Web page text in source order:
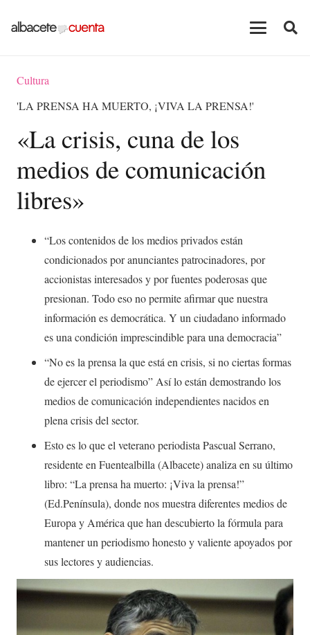
Cultura
'LA PRENSA HA MUERTO, ¡VIVA LA PRENSA!'
«La crisis, cuna de los
medios de comunicación
libres»
“Los contenidos de los medios privados están
condicionados por anunciantes patrocinadores, por
accionistas interesados y por fuentes poderosas que
presionan. Todo eso no permite afirmar que nuestra
información es democrática. Y un ciudadano informado
es una condición imprescindible para una democracia”
“No es la prensa la que está en crisis, si no ciertas formas
de ejercer el periodismo” Así lo están demostrando los
medios de comunicación independientes nacidos en
plena crisis del sector.
Esto es lo que el veterano periodista Pascual Serrano,
residente en Fuentealbilla (Albacete) analiza en su último
libro: “La prensa ha muerto: ¡Viva la prensa!”
(Ed.Península), donde nos muestra diferentes medios de
Europa y América que han descubierto la fórmula para
mantener un periodismo honesto y valiente apoyados por
sus lectores y audiencias.